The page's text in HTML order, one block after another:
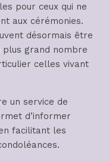
pour ceux qui ne
aux cérémonies.
désormais être
grand nombre
celles vivant
un service de
d’informer
facilitant les